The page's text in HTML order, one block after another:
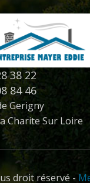
38 22
84 46
Gerigny
Charite Sur Loire
droit réservé -